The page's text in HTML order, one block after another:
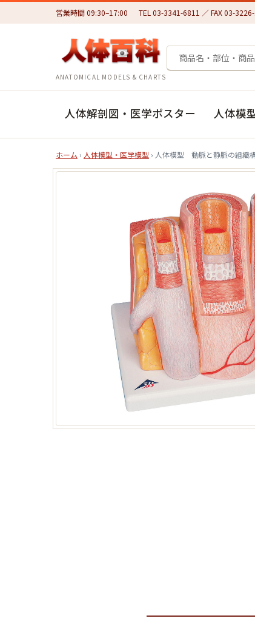
営業時間 09:30–17:00 TEL 03-3341-6811 ／ FAX 03-
ANATOMICAL MODELS & CHARTS
人体解剖図・医学ポスター 人体模
ホーム › 人体模型・医学模型 › 人体模型 動脈と静脈の組織